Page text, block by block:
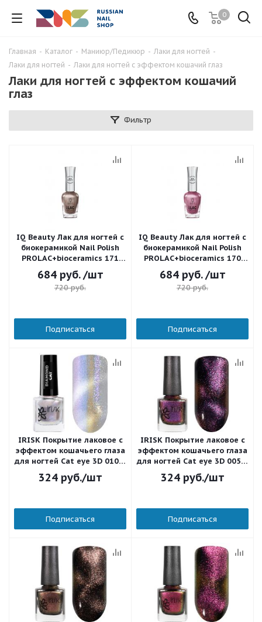
0
Главная - Каталог - Маниюр/Педикюр - Лаки для ногтей -
Лаки для ногтей - Лаки для ногтей с эффектом кошачий глаз
Лаки для ногтей с эффектом кошачий
глаз
Фильтр
IQ Beauty Лак для ногтей с
биокерамикой Nail Polish
PROLAC+bioceramics 171
Fashion code 12,5 мл.
684руб. /шт
720руб.
Подписаться
IQ Beauty Лак для ногтей с
биокерамикой Nail Polish
PROLAC+bioceramics 170
Fashion code Reset 12,5 мл.
684руб. /шт
720руб.
Подписаться
IRISK Покрытие лаковое с
эффектом кошачьего глаза
для ногтей Cat eye 3D 010 8
мл.
324руб./шт
Подписаться
IRISK Покрытие лаковое с
эффектом кошачьего глаза
для ногтей Cat eye 3D 005 8
мл.
324руб./шт
Подписаться